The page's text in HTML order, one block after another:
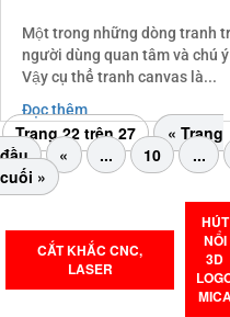
Một trong những dòng tranh
người dùng quan tâm và chú
Vậy cụ thể tranh canvas là...
Đọc thêm
Trang 22 trên 27
« Trang
đầu
« ... 10 ...
cuối »
CẮT KHẮC CNC,
LASER
HÚT
NỔI
3D